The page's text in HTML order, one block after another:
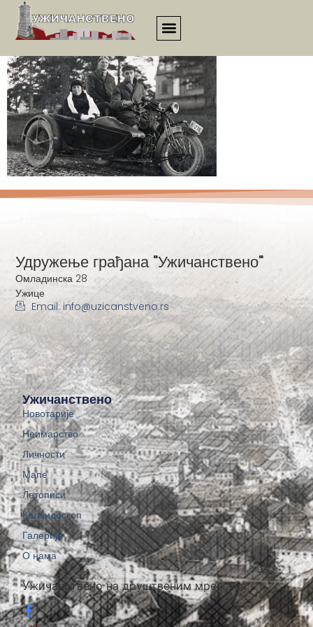
1044
Ужичанствено на друштвеним мрежама:
Ужичанствено
Новотарије
Неимарство
Личности
Мапе
Летописи
Калеидоскоп
Галерије
О нама
Удружење грађана "Ужичанствено"
Омладинска 28
Ужице
Email: info@uzicanstveno.rs